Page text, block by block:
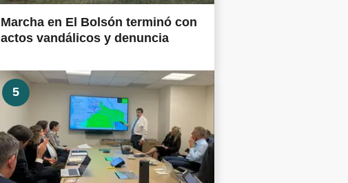
Marcha en El Bolsón terminó con
actos vandálicos y denuncia
5